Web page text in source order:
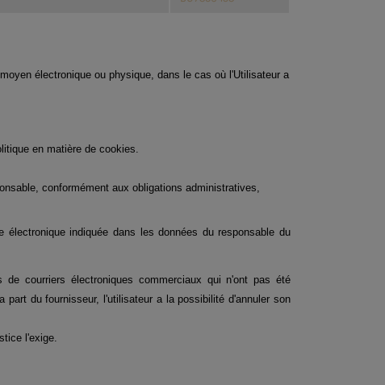
électronique ou physique, dans le cas où l'Utilisateur a
en matière de cookies.
conformément aux obligations administratives,
indiquée dans les données du responsable du
courriers électroniques commerciaux qui n'ont pas été
du fournisseur, l'utilisateur a la possibilité d'annuler son
l'exige.